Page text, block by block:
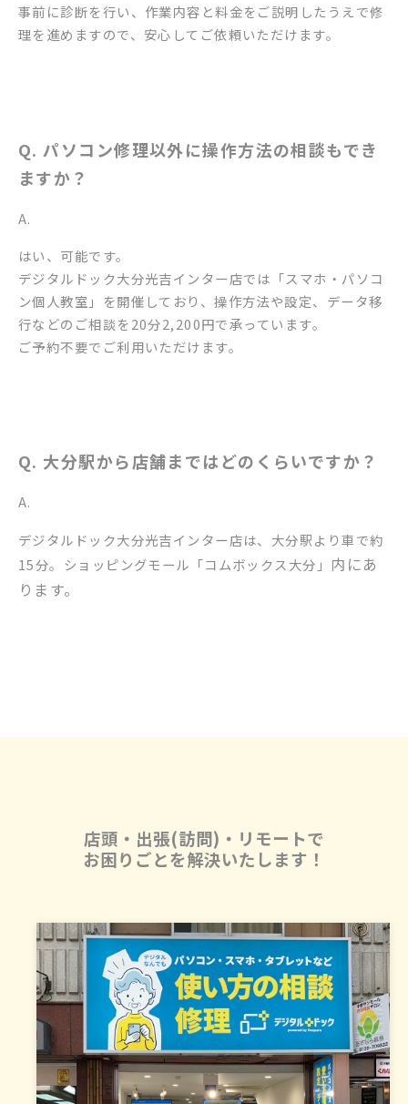
事前に診断を行い、作業内容と料金をご説明したうえで修
理を進めますので、安心してご依頼いただけます。
Q. パソコン修理以外に操作方法の相談もでき
ますか？
A.
はい、可能です。
デジタルドック大分光吉インター店では「スマホ・パソコ
ン個人教室」を開催しており、操作方法や設定、データ移
行などのご相談を20分2,200円で承っています。
ご予約不要でご利用いただけます。
Q. 大分駅から店舗まではどのくらいですか？
A.
デジタルドック大分光吉インター店は、大分駅より車で約
15分。ショッピングモール「コムボックス大分」 内にあ
ります。
店頭・出張(訪問)・リモートで
お困りごとを解決いたします！